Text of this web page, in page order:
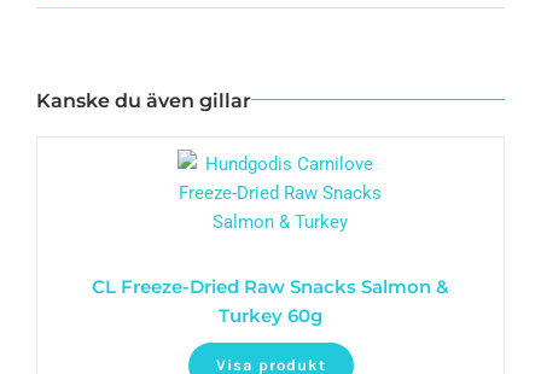
Kanske du även gillar
CL Freeze-Dried Raw Snacks Salmon &
Turkey 60g
Visa produkt